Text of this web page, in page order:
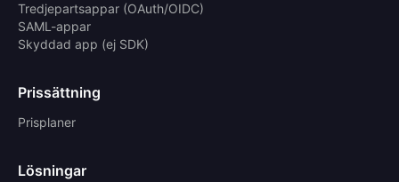
Tredjepartsappar (OAuth/OIDC)
SAML-appar
Skyddad app (ej SDK)
Prissättning
Prisplaner
Lösningar